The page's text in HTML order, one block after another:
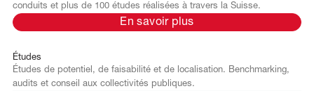
conduits et plus de 100 études réalisées à travers la Suisse.
En savoir plus
Études
Études de potentiel, de faisabilité et de localisation. Benchmarking,
audits et conseil aux collectivités publiques.